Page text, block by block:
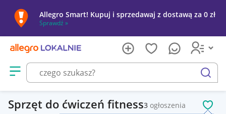
Allegro Smart! Kupuj i sprzedawaj z dostawą za 0 zł
Sprawdź »
Otwórz menu z kategoriami
szukaj
Sprzęt do ćwiczeń fitness3 ogłoszenia